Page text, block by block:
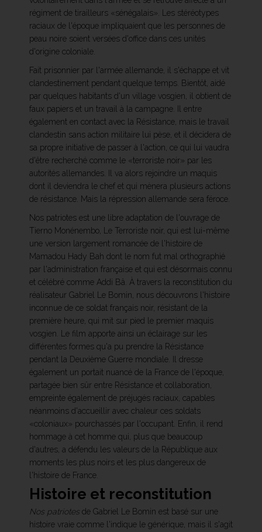
régiment de tirailleurs «sénégalais». Les stéréotypes
raciaux de l'époque impliquaient que les personnes de
peau noire soient versées d'office dans ces unités
d'origine coloniale.
Fait prisonnier par l'armée allemande, il s'échappe et vit
clandestinement pendant quelque temps. Bientôt, aidé
par quelques habitants d'un village vosgien, il obtient de
faux papiers et un travail à la campagne. Il entre
également en contact avec la Résistance, mais le travail
clandestin sans action militaire lui pèse, et il décidera de
sa propre initiative de passer à l'action, ce qui lui vaudra
d'être recherché comme le «terroriste noir» par les
autorités allemandes. Il va alors rejoindre un maquis
dont il deviendra le chef et qui mènera plusieurs actions
de résistance. Mais la répression allemande sera féroce.
Nos patriotes est une libre adaptation de l'ouvrage de
Tierno Monénembo, Le Terroriste noir, qui est lui-même
une version largement romancée de l'histoire de
Mamadou Hady Bah dont le nom fut mal orthographié
par l'administration française et qui est désormais connu
et célébré comme Addi Bâ. À travers la reconstitution du
réalisateur Gabriel Le Bomin, nous découvrons l'histoire
inconnue de ce soldat français noir, résistant de la
première heure, qui mit sur pied le premier maquis
vosgien. Le film apporte ainsi un éclairage sur les
différentes formes qu'a pu prendre la Résistance
pendant la Deuxième Guerre mondiale. Il dresse
également un portait nuancé de la France de l'époque,
partagée bien sûr entre Résistance et collaboration,
empreinte également de préjugés raciaux, capables
néanmoins d'accueillir avec chaleur ces soldats
«coloniaux» pourchassés par l'occupant. Enfin, il rend
hommage à cet homme qui, plus que beaucoup
d'autres, a défendu les valeurs de la République aux
moments les plus noirs et les plus dangereux de
l'histoire de France.
Histoire et reconstitution
Nos patriotes de Gabriel Le Bomin est basé sur une
histoire vraie comme l'indique le générique, mais il s'agit